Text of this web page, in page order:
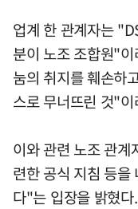
업계 한 관계자는
분이 노조 조합원"
눔의 취지를 훼손하
스로 무너뜨린 것"
이와 관련 노조 관
련한 공식 지침 등을
다"는 입장을 밝혔다.